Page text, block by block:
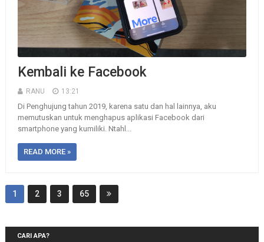
Kembali ke Facebook
RANU 13:21
Di Penghujung tahun 2019, karena satu dan hal lainnya, aku
memutuskan untuk menghapus aplikasi Facebook dari
smartphone yang kumiliki. Ntahl...
READ MORE »
1 2 3 65
CARI APA?